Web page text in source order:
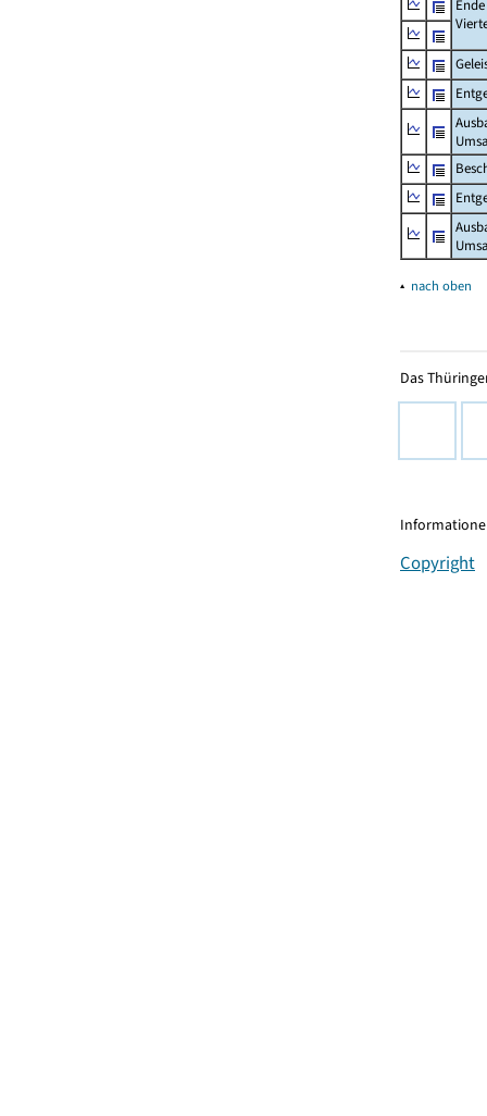
▴ nach oben
Das
Copyright